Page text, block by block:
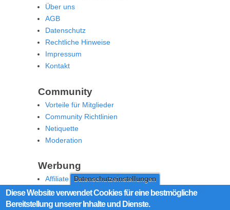
Datenschutzeinstellungen
Diese Website verwendet Cookies für eine bestmögliche
Bereitstellung unserer Inhalte und Dienste.
Über uns
AGB
Datenschutz
Rechtliche Hinweise
Impressum
Kontakt
Community
Vorteile für Mitglieder
Community Richtlinien
Netiquette
Moderation
Werbung
Affiliate Offenlegung
Werben Sie auf MoW